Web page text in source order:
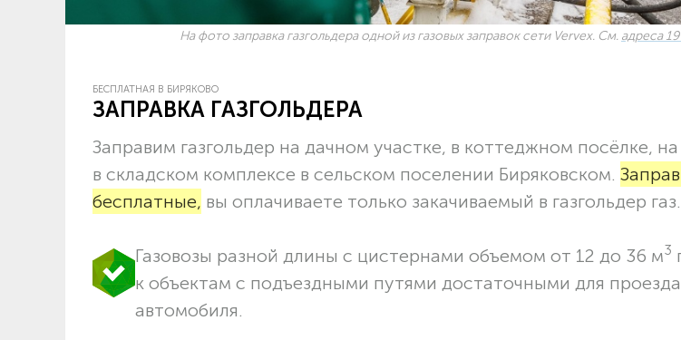
На фото заправка газгольдера одной из газовых заправок сети Vervex. См. адреса
БЕСПЛАТНАЯ В БИРЯКОВО
ЗАПРАВКА ГАЗГОЛЬДЕРА
Заправим газгольдер на дачном участке, в коттеджном посёлке,
в складском комплексе в сельском поселении Биряковском.
бесплатные, вы оплачиваете только закачиваемый в газгольдер газ.
Газовозы разной длины с цистернами объемом от 12 до 36 м3
к объектам c подъездными путями достаточными для проезда
автомобиля.